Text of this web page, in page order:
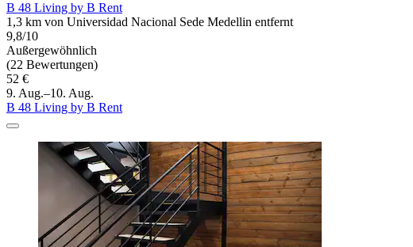
B 48 Living by B Rent
1,3 km von Universidad Nacional Sede Medellin entfernt
9,8/10
Außergewöhnlich
(22 Bewertungen)
52 €
9. Aug.–10. Aug.
B 48 Living by B Rent